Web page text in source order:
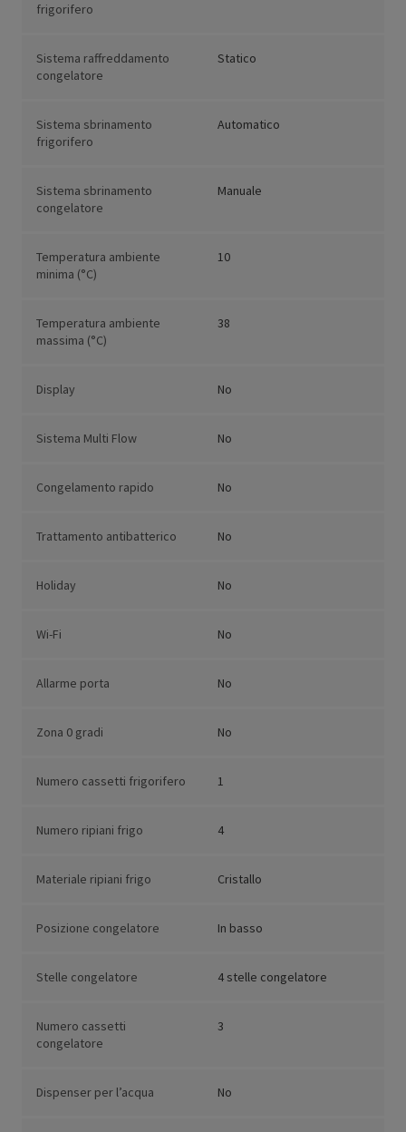
frigorifero
Sistema raffreddamento
congelatore
Statico
Sistema sbrinamento
frigorifero
Automatico
Sistema sbrinamento
congelatore
Manuale
Temperatura ambiente
minima (°C)
10
Temperatura ambiente
massima (°C)
38
Display No
Sistema Multi Flow No
Congelamento rapido No
Trattamento antibatterico No
Holiday No
Wi-Fi No
Allarme porta No
Zona 0 gradi No
Numero cassetti frigorifero 1
Numero ripiani frigo 4
Materiale ripiani frigo Cristallo
Posizione congelatore In basso
Stelle congelatore 4 stelle congelatore
Numero cassetti
congelatore
3
Dispenser per l’acqua No